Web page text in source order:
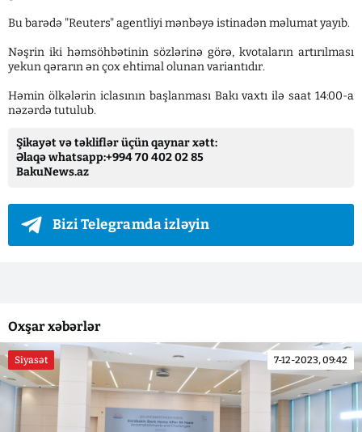
Bu barədə "Reuters" agentliyi mənbəyə istinadən məlumat yayıb.
Nəşrin iki həmsöhbətinin sözlərinə görə, kvotaların artırılması
yekun qərarın ən çox ehtimal olunan variantıdır.
Həmin ölkələrin iclasının başlanması Bakı vaxtı ilə saat 14:00-a
nəzərdə tutulub.
Şikayət və təkliflər üçün qaynar xətt:
Əlaqə whatsapp:+994 70 402 02 85
BakuNews.az
Bizi Telegramda izləyin
Oxşar xəbərlər
Siyasət 7-12-2023, 09:42